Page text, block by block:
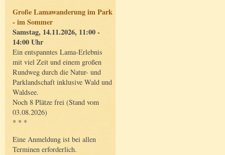
Große Lamawanderung im Park
- im Sommer
Samstag, 14.11.2026, 11:00 -
14:00 Uhr
Ein entspanntes Lama-Erlebnis
mit viel Zeit und einem großen
Rundweg durch die Natur- und
Parklandschaft inklusive Wald und
Waldsee.
Noch 8 Plätze frei (Stand vom
03.08.2026)
* * *
Eine Anmeldung ist bei allen
Terminen erforderlich.